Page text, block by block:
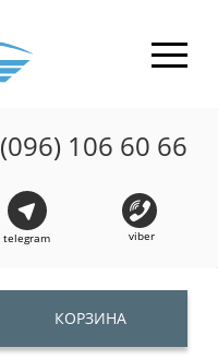
(096) 106 60 66
telegram viber
КОРЗИНА